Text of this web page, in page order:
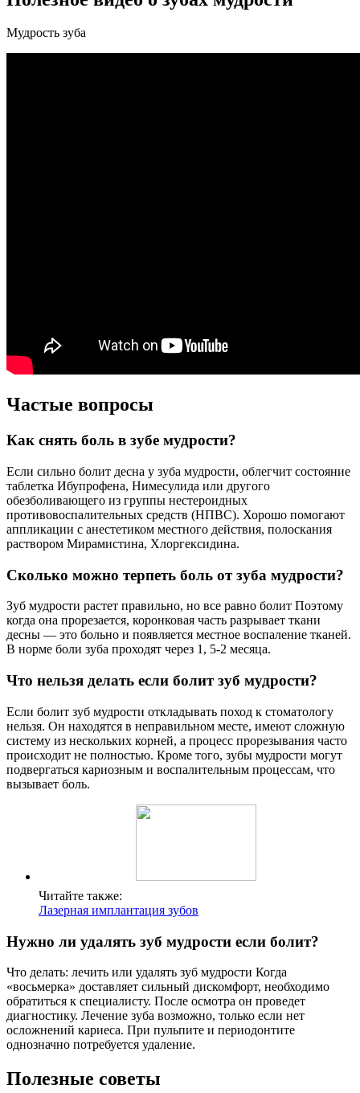
Мудрость зуба
Частые вопросы
Как снять боль в зубе мудрости?
Если сильно болит десна у зуба мудрости, облегчит состояние
таблетка Ибупрофена, Нимесулида или другого
обезболивающего из группы нестероидных
противовоспалительных средств (НПВС). Хорошо помогают
аппликации с анестетиком местного действия, полоскания
раствором Мирамистина, Хлоргексидина.
Сколько можно терпеть боль от зуба мудрости?
Зуб мудрости растет правильно, но все равно болит Поэтому
когда она прорезается, коронковая часть разрывает ткани
десны — это больно и появляется местное воспаление тканей.
В норме боли зуба проходят через 1, 5-2 месяца.
Что нельзя делать если болит зуб мудрости?
Если болит зуб мудрости откладывать поход к стоматологу
нельзя. Он находятся в неправильном месте, имеют сложную
систему из нескольких корней, а процесс прорезывания часто
происходит не полностью. Кроме того, зубы мудрости могут
подвергаться кариозным и воспалительным процессам, что
вызывает боль.
Читайте также:
Лазерная имплантация зубов
Нужно ли удалять зуб мудрости если болит?
Что делать: лечить или удалять зуб мудрости Когда
«восьмерка» доставляет сильный дискомфорт, необходимо
обратиться к специалисту. После осмотра он проведет
диагностику. Лечение зуба возможно, только если нет
осложнений кариеса. При пульпите и периодонтите
однозначно потребуется удаление.
Полезные советы